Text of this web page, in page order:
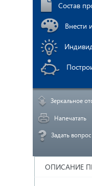
Состав
Внести
Зеркальное
Напечатать
Задать вопрос
ОПИСАНИЕ